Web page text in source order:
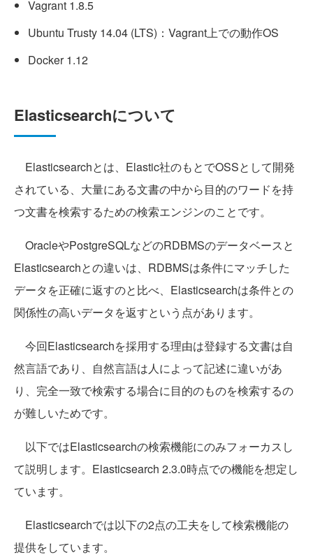
Vagrant 1.8.5
Ubuntu Trusty 14.04 (LTS)：Vagrant上での動作OS
Docker 1.12
Elasticsearchについて
Elasticsearchとは、Elastic社のもとでOSSとして開発
されている、大量にある文書の中から目的のワードを持
つ文書を検索するための検索エンジンのことです。
OracleやPostgreSQLなどのRDBMSのデータベースと
Elasticsearchとの違いは、RDBMSは条件にマッチした
データを正確に返すのと比べ、Elasticsearchは条件との
関係性の高いデータを返すという点があります。
今回Elasticsearchを採用する理由は登録する文書は自
然言語であり、自然言語は人によって記述に違いがあ
り、完全一致で検索する場合に目的のものを検索するの
が難しいためです。
以下ではElasticsearchの検索機能にのみフォーカスし
て説明します。Elasticsearch 2.3.0時点での機能を想定し
ています。
Elasticsearchでは以下の2点の工夫をして検索機能の
提供をしています。